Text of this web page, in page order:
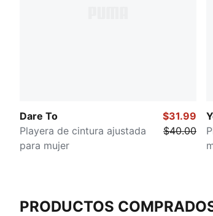
Dare To
Playera de cintura ajustada
para mujer
$31.99
$40.00
PRODUCTOS